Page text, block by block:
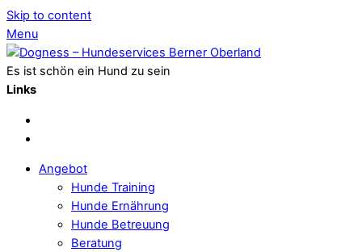
Skip to content
Menu
Es ist schön ein Hund zu sein
Links
Angebot
Hunde Training
Hunde Ernährung
Hunde Betreuung
Beratung